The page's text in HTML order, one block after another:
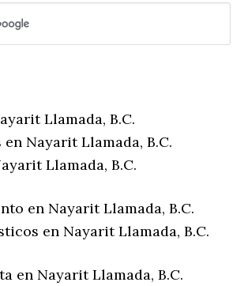
Llamada, B.C.
Nayarit Llamada, B.C.
Llamada, B.C.
en Nayarit Llamada, B.C.
en Nayarit Llamada, B.C.
en Nayarit Llamada, B.C.